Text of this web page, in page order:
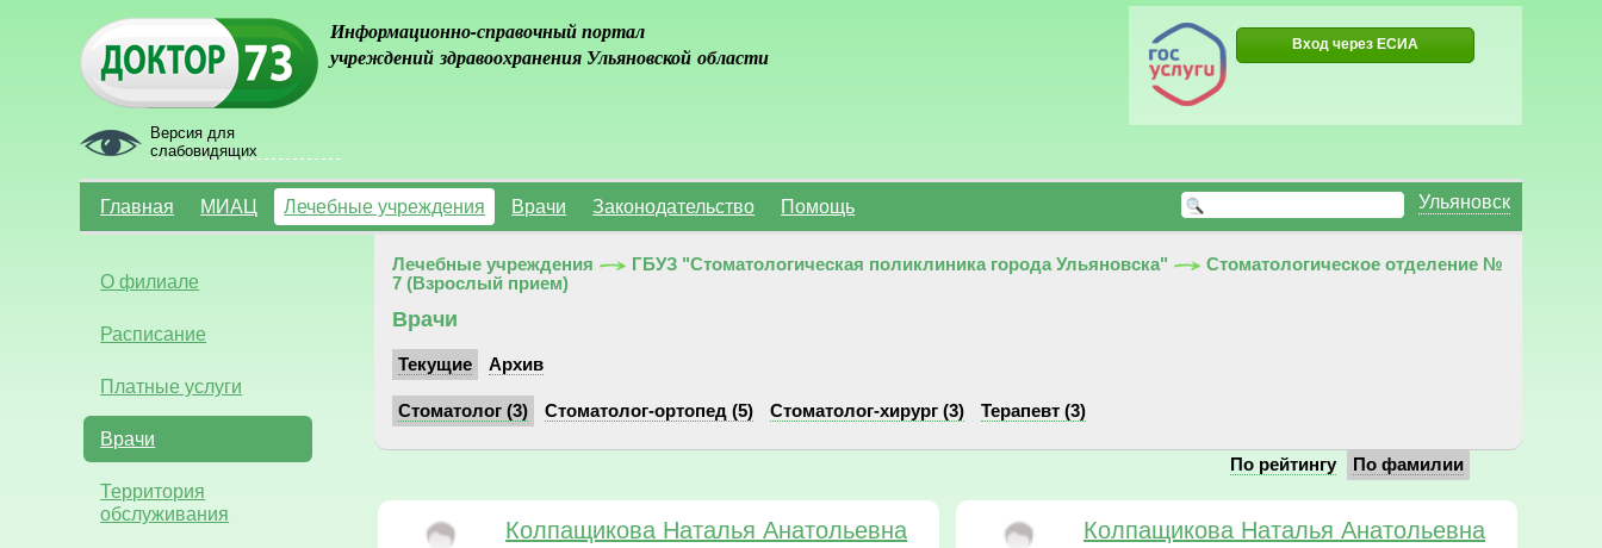
Версия для
слабовидящих
Информационно-справочный портал
учреждений здравоохранения Ульяновской области
Вход через ЕСИА
Ульяновск
Главная МИАЦ Лечебные учреждения Врачи Законодательство Помощь
О филиале
Расписание
Платные услуги
Врачи
Территория
обслуживания
Лечебные учреждения ГБУЗ "Стоматологическая поликлиника города Ульяновска"
Стоматологическое отделение №
7 (Взрослый прием)
Врачи
Текущие Архив
Стоматолог (3) Стоматолог-ортопед (5) Стоматолог-хирург (3) Терапевт (3)
По рейтингу По фамилии
Колпащикова Наталья Анатольевна Колпащикова Наталья Анатольевна